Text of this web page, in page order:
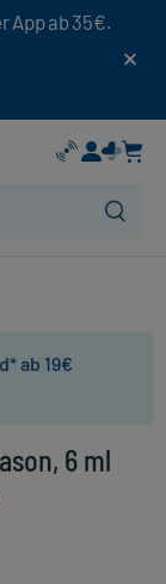
App ab 35€.
ab 19€
6 ml